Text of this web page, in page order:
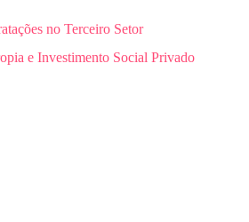
no Terceiro Setor